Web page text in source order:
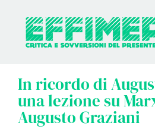
contenuto
In ricordo di
una lezione su
Augusto Graziani